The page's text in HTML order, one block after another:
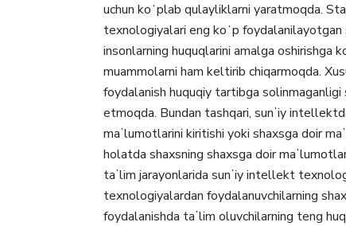
uchun koʻplab qulayliklarni yaratmoqda.
texnologiyalari eng koʻp
insonlarning huquqlarini amalga oshirishga
muammolarni ham keltirib chiqarmoqda.
foydalanish huquqiy tartibga
etmoqda. Bundan tashqari, sunʼiy
maʼlumotlarini kiritishi yoki shaxsga doir
holatda shaxsning shaxsga doir
taʼlim jarayonlarida sunʼiy intellekt
texnologiyalardan foydalanuvchilarning
foydalanishda taʼlim oluvchilarning teng